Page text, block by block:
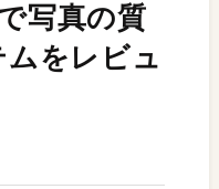
写真の質
をレビュ